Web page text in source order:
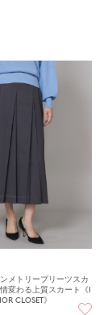
メトリープリーツスカ
変わる上質スカート《l
CLOSET》